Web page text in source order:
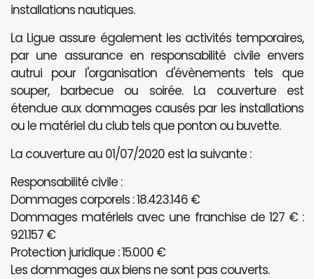
installations nautiques.
La Ligue assure également les activités temporaires,
par une assurance en responsabilité civile envers
autrui pour l'organisation d'évènements tels que
souper, barbecue ou soirée. La couverture est
étendue aux dommages causés par les installations
ou le matériel du club tels que ponton ou buvette.
La couverture au 01/07/2020 est la suivante :
Responsabilité civile :
Dommages corporels : 18.423.146 €
Dommages matériels avec une franchise de 127 € :
921.157 €
Protection juridique : 15.000 €
Les dommages aux biens ne sont pas couverts.